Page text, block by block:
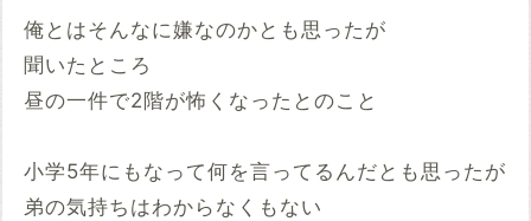
俺とはそんなに嫌なのかとも思ったが
聞いたところ
昼の一件で2階が怖くなったとのこと
小学5年にもなって何を言ってるんだとも思ったが
弟の気持ちはわからなくもない